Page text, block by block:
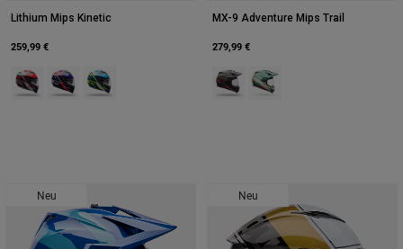
Lithium Mips Kinetic
259,99 €
Product swatch type of Rot.
Product swatch type of Ultraviolett Violett.
Product swatch type of Vapor Blue.
MX-9 Adventure Mips Trail
279,99 €
Product swatch type of Braun.
Product swatch type of
Neu Neu